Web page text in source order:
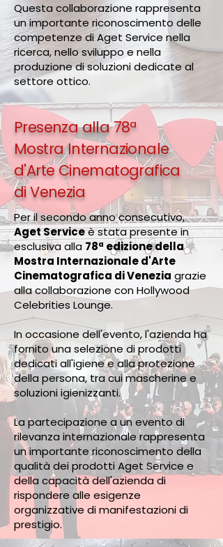
Questa collaborazione rappresenta
un importante riconoscimento delle
competenze di Aget Service nella
ricerca, nello sviluppo e nella
produzione di soluzioni dedicate al
settore ottico.
Presenza alla 78ª
Mostra Internazionale
d'Arte Cinematografica
di Venezia
Per il secondo anno consecutivo,
Aget Serviceè stata presente in
esclusiva alla 78ª edizione della
Mostra Internazionale d'Arte
Cinematografica di Venezia grazie
alla collaborazione con Hollywood
Celebrities Lounge.
In occasione dell'evento, l'azienda ha
fornito una selezione di prodotti
dedicati all'igiene e alla protezione
della persona, tra cui mascherine e
soluzioni igienizzanti.
La partecipazione a un evento di
rilevanza internazionale rappresenta
un importante riconoscimento della
qualità dei prodotti Aget Service e
della capacità dell'azienda di
rispondere alle esigenze
organizzative di manifestazioni di
prestigio.